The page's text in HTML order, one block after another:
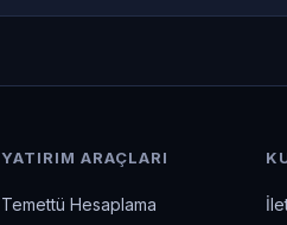
YATIRIM ARAÇLARI
Temettü Hesaplama